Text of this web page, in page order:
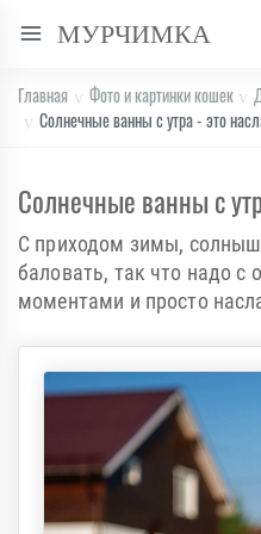
МУРЧИМКА
Главная Фото и картинки кошек
Солнечные ванны с утра - это
Солнечные ванны с
С приходом зимы,
баловать, так что надо с
моментами и просто